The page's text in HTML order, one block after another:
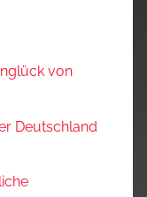
von
Deutschland